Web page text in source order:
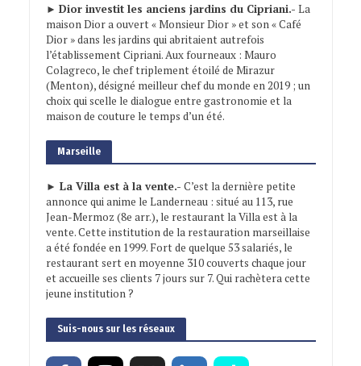
► Dior investit les anciens jardins du Cipriani.- La
maison Dior a ouvert « Monsieur Dior » et son « Café
Dior » dans les jardins qui abritaient autrefois
l’établissement Cipriani. Aux fourneaux : Mauro
Colagreco, le chef triplement étoilé de Mirazur
(Menton), désigné meilleur chef du monde en 2019 ; un
choix qui scelle le dialogue entre gastronomie et la
maison de couture le temps d’un été.
Marseille
► La Villa est à la vente.- C’est la dernière petite
annonce qui anime le Landerneau : situé au 113, rue
Jean-Mermoz (8e arr.), le restaurant la Villa est à la
vente. Cette institution de la restauration marseillaise
a été fondée en 1999. Fort de quelque 53 salariés, le
restaurant sert en moyenne 310 couverts chaque jour
et accueille ses clients 7 jours sur 7. Qui rachètera cette
jeune institution ?
Suis-nous sur les réseaux